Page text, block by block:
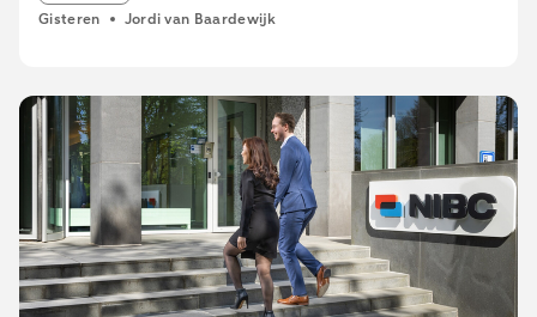
Gisteren Jordi van Baardewijk